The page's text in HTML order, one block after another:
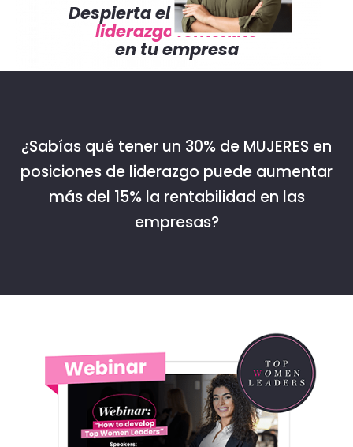
Despierta el potencial del
liderazgo femenino
en tu empresa
¿Sabías qué tener un 30% de MUJERES en
posiciones de liderazgo puede aumentar
más del 15% la rentabilidad en las
empresas?